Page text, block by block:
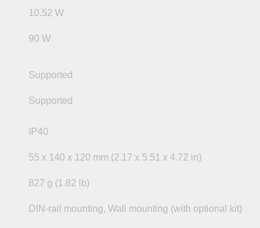
10.52 W
90 W
Supported
Supported
IP40
55 x 140 x 120 mm (2.17 x 5.51 x 4.72 in)
827 g (1.82 lb)
DIN-rail mounting, Wall mounting (with optional kit)